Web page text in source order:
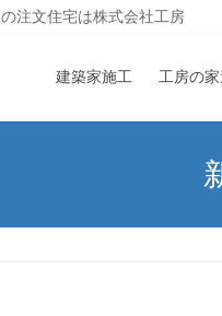
注文住宅は株式会社工房
建築家施工 工房の家